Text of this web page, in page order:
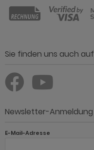
Sie finden uns auch auf
Newsletter-Anmeldung
E-Mail-Adresse